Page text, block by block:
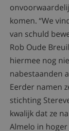
komen. “We
van schuld
Rob Oude
hiermee nog
nabestaanden
Eerder namen
stichting
kwalijk dat ze
Almelo in